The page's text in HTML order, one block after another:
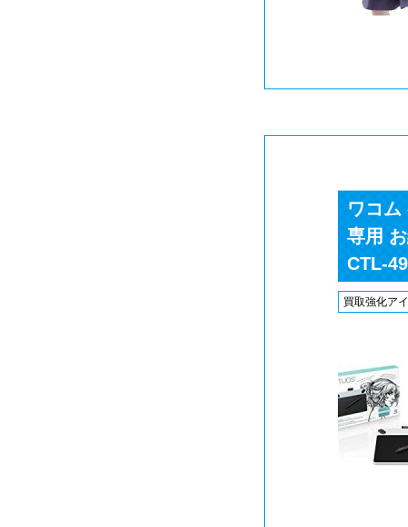
ワコ
専用
CTL-
買取強化ア